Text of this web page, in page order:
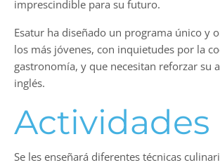
imprescindible para su futuro.
Esatur ha diseñado un programa único y
los más jóvenes, con inquietudes por la
gastronomía, y que necesitan reforzar su
inglés.
Actividades
Se les enseñará diferentes técnicas